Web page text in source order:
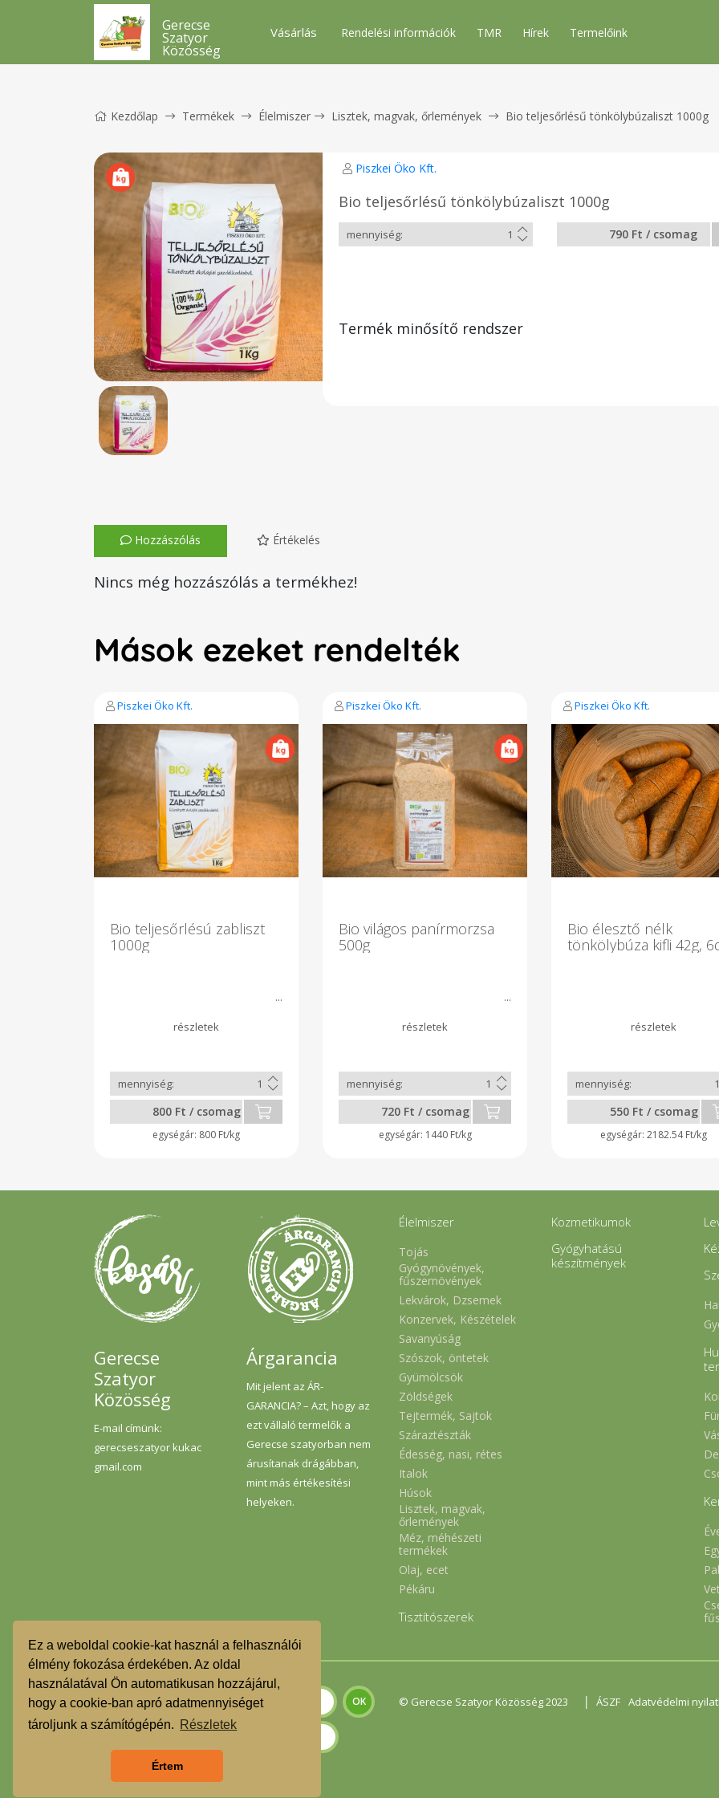
Ez a weboldal cookie-kat használ a felhasználói
élmény fokozása érdekében. Az oldal
használatával Ön automatikusan hozzájárul,
hogy a cookie-ban apró adatmennyiséget
tároljunk a számítógépén. Részletek
Értem
Gerecse
Szatyor
Közösség
Vásárlás Rendelési információk TMR Hírek Termelőink
Kezdőlap Termékek Élelmiszer Lisztek, magvak, őrlemények Bio teljesőrlésű tönkölybúzaliszt 1000g
Piszkei Öko Kft.
Bio teljesőrlésű tönkölybúzaliszt 1000g
790 Ft / csomag
Termék minősítő rendszer
Hozzászólás Értékelés
Nincs még hozzászólás a termékhez!
Mások ezeket rendelték
Piszkei Öko Kft.
Bio teljesőrlésú zabliszt
1000g
800 Ft / csomag
800 Ft/kg
Piszkei Öko Kft.
Bio világos panírmorzsa
500g
720 Ft / csomag
1440 Ft/kg
Piszkei Öko Kft.
Bio élesztő nélk
tönkölybúza kifli 42g,
550 Ft / csomag
2182.54 Ft/kg
Gerecse
Szatyor
Közösség
E-mail címünk:
gerecseszatyor kukac
gmail.com
Árgarancia
Mit jelent az ÁR-
GARANCIA? – Azt, hogy az
ezt vállaló termelők a
Gerecse szatyorban nem
árusítanak drágábban,
mint más értékesítési
helyeken.
Élelmiszer
Tojás
Gyógynövények,
fűszernövények
Lekvárok, Dzsemek
Konzervek, Készételek
Savanyúság
Szószok, öntetek
Gyümölcsök
Zöldségek
Tejtermék, Sajtok
Száraztészták
Édesség, nasi, rétes
Italok
Húsok
Lisztek, magvak,
őrlemények
Méz, méhészeti
termékek
Olaj, ecet
Pékáru
Tisztítószerek
Kozmetikumok
Gyógyhatású
készítmények
Szeretnék feliratkozni a hírlevélre.
© Gerecse Szatyor Közösség 2023 | ÁSZF Adatvédelmi